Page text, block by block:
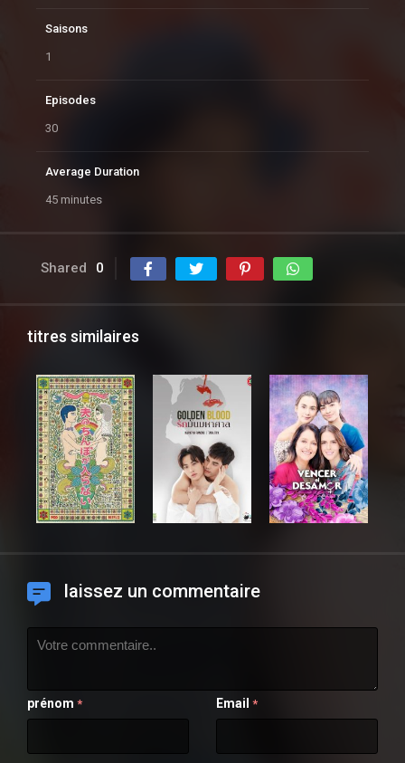
Saisons
1
Episodes
30
Average Duration
45 minutes
Shared 0
titres similaires
laissez un commentaire
prénom * Email *